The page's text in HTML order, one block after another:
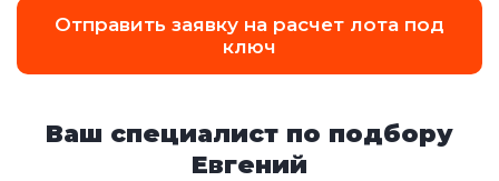
Отправить заявку на расчет лота под
ключ
Ваш специалист по подбору
Евгений